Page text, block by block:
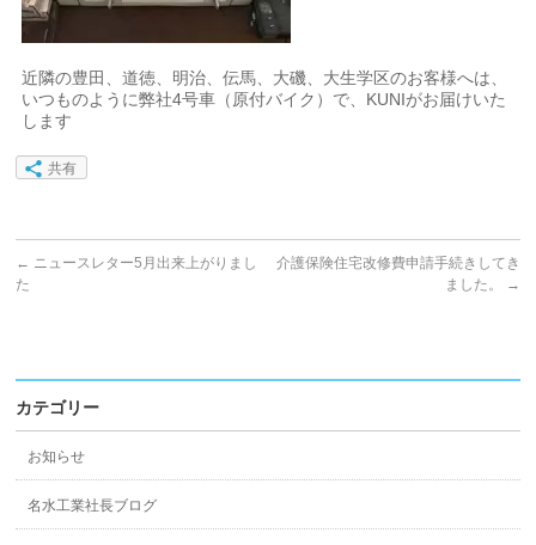
近隣の豊田、道徳、明治、伝馬、大磯、大生学区のお客様へは、
いつものように弊社4号車（原付バイク）で、KUNIがお届けいた
します
共有
← ニュースレター5月出来上がりまし
た
介護保険住宅改修費申請手続きしてき
ました。
→
カテゴリー
お知らせ
名水工業社長ブログ